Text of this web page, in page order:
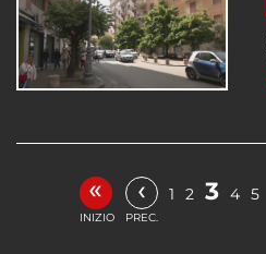
«
INIZIO
‹
PREC.
1 2 3 4 5